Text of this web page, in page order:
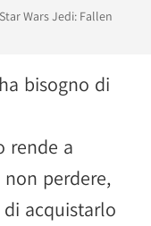
Wars Jedi: Fallen
bisogno di
rende a
perdere,
acquistarlo